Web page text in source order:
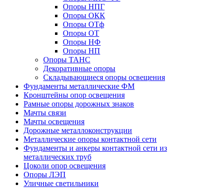
Опоры НПГ
Опоры ОКК
Опоры ОТф
Опоры ОТ
Опоры НФ
Опоры НП
Опоры ТАНС
Декоративные опоры
Складывающиеся опоры освещения
Фундаменты металлические ФМ
Кронштейны опор освещения
Рамные опоры дорожных знаков
Мачты связи
Мачты освещения
Дорожные металлоконструкции
Металлические опоры контактной сети
Фундаменты и анкеры контактной сети из
металлических труб
Цоколи опор освещения
Опоры ЛЭП
Уличные светильники